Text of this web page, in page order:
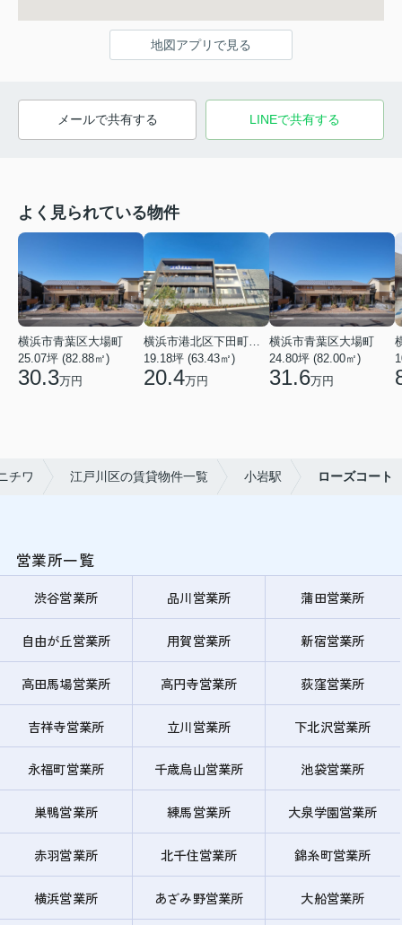
地図アプリで見る
メールで共有する LINEで共有する
よく見られている物件
横浜市青葉区大場町
25.07坪 (82.88㎡)
30.3万円
19.18坪 (63.43㎡)
20.4万円
横浜市青葉区大場町
24.80坪 (82.00㎡)
31.6万円
チワ 江戸川区の賃貸物件一覧 小岩駅 ローズコート
営業所一覧
渋谷営業所 品川営業所 蒲田営業所
自由が丘営業所 用賀営業所 新宿営業所
高田馬場営業所 高円寺営業所 荻窪営業所
吉祥寺営業所 立川営業所 下北沢営業所
永福町営業所 千歳烏山営業所 池袋営業所
巣鴨営業所 練馬営業所 大泉学園営業所
赤羽営業所 北千住営業所 錦糸町営業所
横浜営業所 あざみ野営業所 大船営業所